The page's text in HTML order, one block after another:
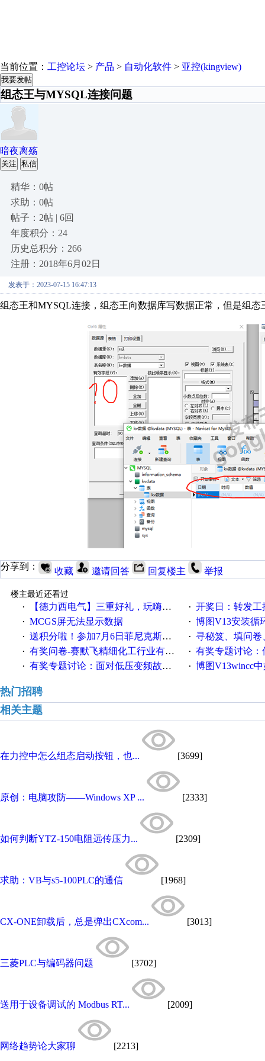
当前位置： 工控论坛 > 产品 > 自动化软件 > 亚控(kingview)
我要发帖
组态王与MYSQL连接问题
暗夜离殇
关注 私信
精华：0帖
求助：0帖
帖子：2帖 | 6回
年度积分：24
历史总积分：266
注册：2018年6月02日
发表于：2023-07-15 16:47:13
组态王和MYSQL连接，组态王向数据库写数据正常，但是组
分享到： 收藏 邀请回答 回复楼主 举报
楼主最近还看过
·
【德力西电气】三重好礼，玩嗨夏日！ · 开奖日：转发工控速派
· MCGS屏无法显示数据 · 博图V13安装循环重启
· 送积分啦！参加7月6日菲尼克斯在线研讨会即得 · 寻秘笈、填问卷
· 有奖问卷-赛默飞精细化工行业有奖调查来袭！ · 有奖专题讨论：伺服选择
· 有奖专题讨论：面对低压变频故障，老手是这样解决的！ · 博图V13wincc中如何
热门招聘
相关主题
在力控中怎么组态启动按钮，也... [3699]
原创：电脑攻防——Windows XP ... [2333]
如何判断YTZ-150电阻远传压力... [2309]
求助：VB与s5-100PLC的通信 [1968]
CX-ONE卸载后，总是弹出CXcom... [3013]
三菱PLC与编码器问题 [3702]
送用于设备调试的 Modbus RT... [2009]
网络趋势论大家聊 [2213]